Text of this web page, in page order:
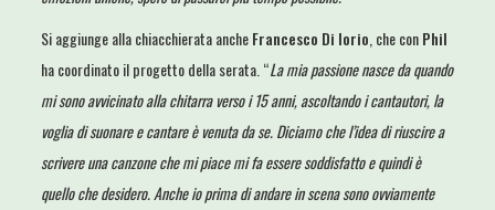
Si aggiunge alla chiacchierata ancheFrancesco Di Iorio , che conPhil
ha coordinato il progetto della serata. “La mia passione nasce da quando
mi sono avvicinato alla chitarra verso i 15 anni, ascoltando i cantautori, la
voglia di suonare e cantare è venuta da se. Diciamo che l’idea di riuscire a
scrivere una canzone che mi piace mi fa essere soddisfatto e quindi è
quello che desidero. Anche io prima di andare in scena sono ovviamente